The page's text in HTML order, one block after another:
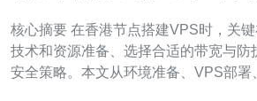
核心摘要 在香港节点搭建VPS时，关
技术和资源准备、选择合适的带宽与防
安全策略。本文从环境准备、VPS部署